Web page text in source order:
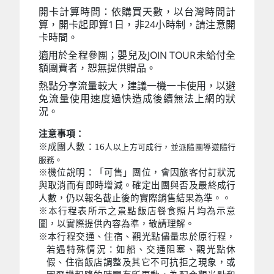
開卡計算時間：依購買天數，以台灣時間計
算，開卡起即算1日，非24小時制，請注意開
卡時間。
適用於全程參團；嬰兒及JOIN TOUR未給付全
額團費者，恕無提供贈品。
熱點分享流量較大，建議一機一卡使用，以避
免流量使用速度過快造成後續無法上網的狀
況。
注意事項：
※成團人數：16人以上方可成行，並派隨團導遊隨行
服務。
※機位說明：「可售」團位，會因旅客付訂狀況
與取消而有即時增減。確定出團與否及最終成行
人數，仍以報名截止後的實際銷售結果為準。。
※本行程表所示之景點飯店餐食照片均為示意
圖，以實際提供內容為準，敬請理解。
※本行程交通、住宿、觀光點儘量忠於原行程，
若遇特殊情況：如船、交通阻塞、觀光點休
假、住宿飯店調整及其它不可抗拒之現象，或